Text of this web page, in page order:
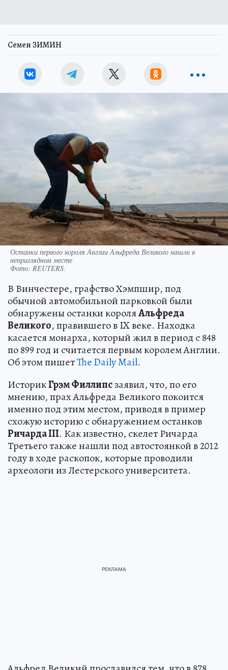
Семен ЗИМИН
Останки первого короля Англии Альфреда Великого нашли в
неприглядном месте
Фото: REUTERS.
В Винчестере, графство Хэмпшир, под
обычной автомобильной парковкой были
обнаружены останки короляАльфреда
Великого, правившего в IX веке. Находка
касается монарха, который жил в период с 848
по 899 год и считается первым королем Англии.
Об этом пишетThe Daily Mail.
ИсторикГрэм Филлипсзаявил, что, по его
мнению, прах Альфреда Великого покоится
именно под этим местом, приводя в пример
схожую историю с обнаружением останков
Ричарда III. Как известно, скелет Ричарда
Третьего также нашли под автостоянкой в 2012
году в ходе раскопок, которые проводили
археологи из Лестерского университета.